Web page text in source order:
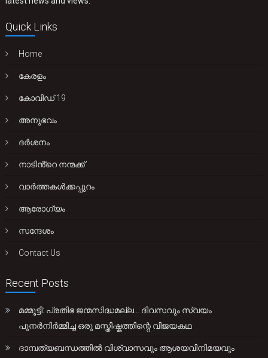
Quick Links
Home
കേരളം
കോവിഡ് 19
അനുഭവം
ദർശനം
നാടിൻ്റെ നന്മക്ക്
വാർത്തകൾക്കപ്പുറം
ആരോഗ്യം
സന്ദേശം
Contact Us
Recent Posts
മമ്മൂട്ടി: പ്രതിഭ ജന്മസിദ്ധമല്ല… ദിവസവും സ്വയം
പുനർനിർമ്മിച്ച ഒരു മസ്തിഷ്കത്തിന്റെ വിജയകഥ
ദാമ്പത്യബന്ധത്തിൽ വിശ്വാസവും ആശയവിനിമയവും